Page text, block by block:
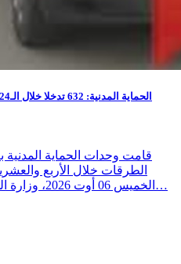
الحماية المدنية: 632 تدخلا خلال الـ24 ساعة الماضية منها 113 لإطفاء الحرائق
الطرقات خلال الأربع
الخميس 06 أوت 2026، وزارة الداخلية على موقعها الرسمي.وبلغ…